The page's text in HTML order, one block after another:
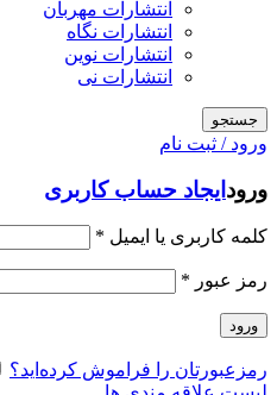
انتشارات مهربان
انتشارات نگاه
انتشارات نوین
انتشارات نی
جستجو
ورود / ثبت نام
ورود ایجاد حساب کاربری
کلمه کاربری یا ایمیل *
رمز عبور *
ورود
رمزعبورتان را فراموش کرده‌اید؟